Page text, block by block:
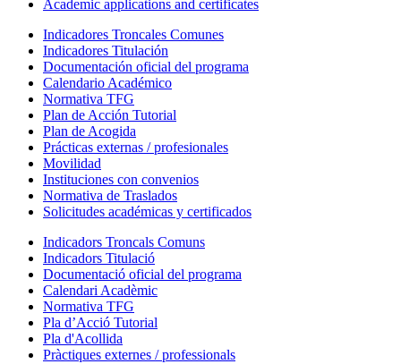
Academic applications and certificates
Indicadores Troncales Comunes
Indicadores Titulación
Documentación oficial del programa
Calendario Académico
Normativa TFG
Plan de Acción Tutorial
Plan de Acogida
Prácticas externas / profesionales
Movilidad
Instituciones con convenios
Normativa de Traslados
Solicitudes académicas y certificados
Indicadors Troncals Comuns
Indicadors Titulació
Documentació oficial del programa
Calendari Acadèmic
Normativa TFG
Pla d’Acció Tutorial
Pla d'Acollida
Pràctiques externes / professionals